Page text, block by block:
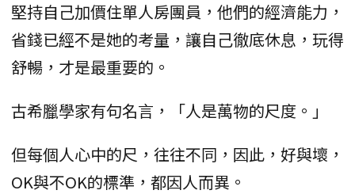
堅持自己加價住單人房團員，他們的經濟能力，
省錢已經不是她的考量，讓自己徹底休息，玩得
舒暢，才是最重要的。
古希臘學家有句名言，「人是萬物的尺度。」
但每個人心中的尺，往往不同，因此，好與壞，
OK與不OK的標準，都因人而異。